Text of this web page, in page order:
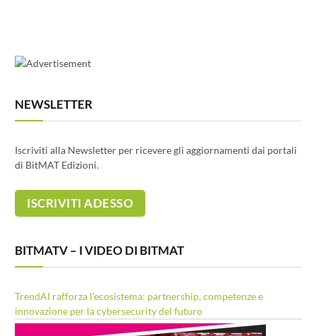
NEWSLETTER
Iscriviti alla Newsletter per ricevere gli aggiornamenti dai portali
di BitMAT Edizioni.
BITMATV – I VIDEO DI BITMAT
TrendAI rafforza l’ecosistema: partnership, competenze e
innovazione per la cybersecurity del futuro